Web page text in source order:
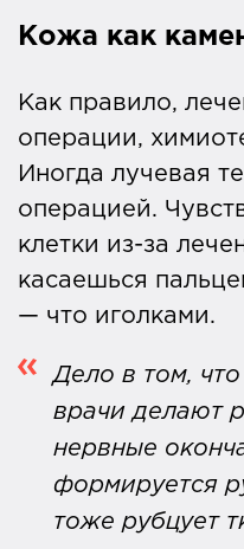
Кожа как
Как правило,
операции,
Иногда лучевая
операцией.
клетки из-за
касаешься
— что иголками.
Дело в том,
врачи делают
нервные
формируется
тоже рубцует